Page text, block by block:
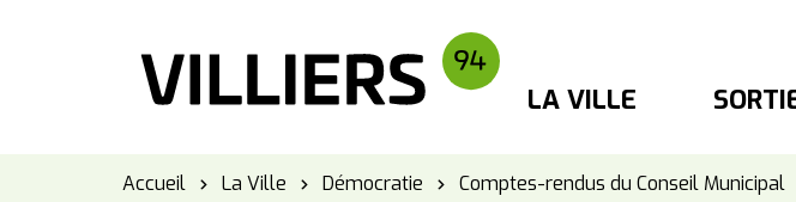
LA VILLE
Accueil La Ville Démocratie Comptes-rendus du Conseil Municipal